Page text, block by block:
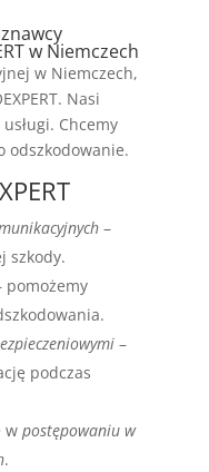
w Niemczech
w Niemczech,
Nasi
Chcemy
odszkodowanie.
–
szkody.
pomożemy
–
podczas
w postępowaniu w
.